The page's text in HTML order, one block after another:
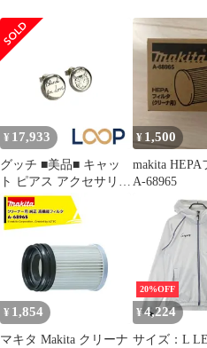
¥ 17,933
グッチ ■美品■ キャッ
ト ピアス アクセサリー
SV925 シルバー
【689659】13
¥ 1,500
makita
A-68965
¥ 1,854
マキタ Makita クリーナ
20%OFF
¥4,224
サイズ：L